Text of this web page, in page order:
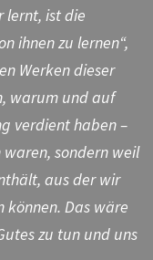
lernt, ist die
ihnen zu lernen“,
Werken dieser
warum und auf
verdient haben –
sondern weil
aus der wir
können. Das wäre
zu tun und uns